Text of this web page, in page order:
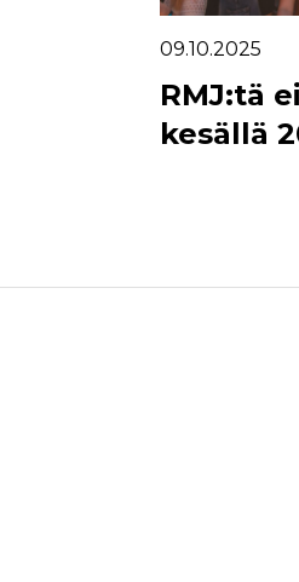
09.10.2025
RMJ:tä
kesällä